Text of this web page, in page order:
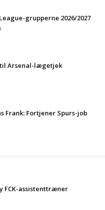
grupperne 2026/2027
Arsenal-lægetjek
Frank: Fortjener Spurs-job
FCK-assistenttræner